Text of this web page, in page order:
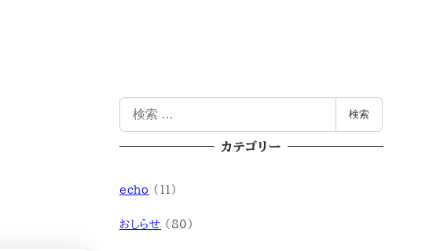
検索
カテゴリー
echo (11)
おしらせ (80)